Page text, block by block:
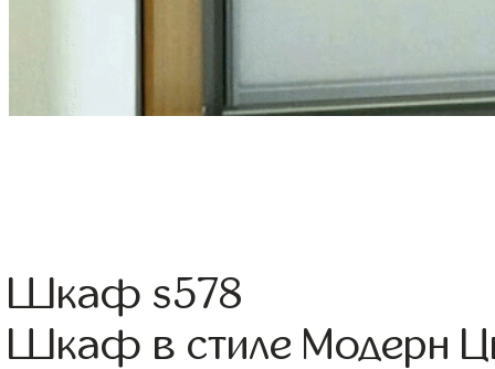
Шкаф s578
Шкаф в стиле Модерн